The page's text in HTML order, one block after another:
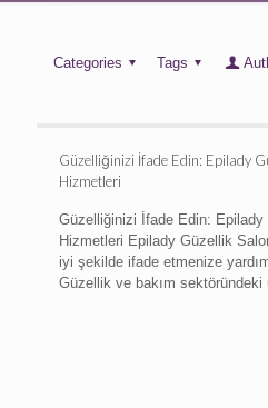
Categories Tags
Güzelliğinizi İfade Edin: Epilady
Hizmetleri
Güzelliğinizi İfade Edin: Epilady
Hizmetleri Epilady Güzellik
iyi şekilde ifade etmenize
Güzellik ve bakım sektöründeki